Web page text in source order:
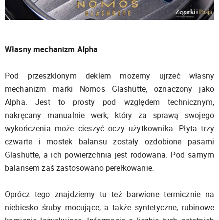
Własny mechanizm Alpha
Pod przeszklonym deklem możemy ujrzeć własny
mechanizm marki Nomos Glashütte, oznaczony jako
Alpha. Jest to prosty pod względem technicznym,
nakręcany manualnie werk, który za sprawą swojego
wykończenia może cieszyć oczy użytkownika. Płyta trzy
czwarte i mostek balansu zostały ozdobione pasami
Glashütte, a ich powierzchnia jest rodowana. Pod samym
balansem zaś zastosowano perełkowanie.
Oprócz tego znajdziemy tu też barwione termicznie na
niebiesko śruby mocujące, a także syntetyczne, rubinowe